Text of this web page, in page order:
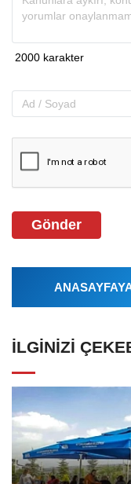
Gönder
İLGINIZI